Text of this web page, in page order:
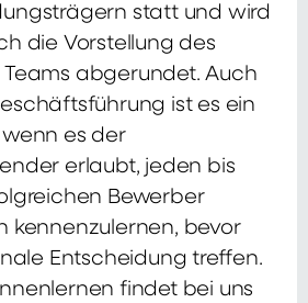
statt und wird
die Vorstellung des
abgerundet. Auch
ist es ein
es der
erlaubt, jeden bis
Bewerber
kennenzulernen, bevor
Entscheidung treffen.
findet bei uns